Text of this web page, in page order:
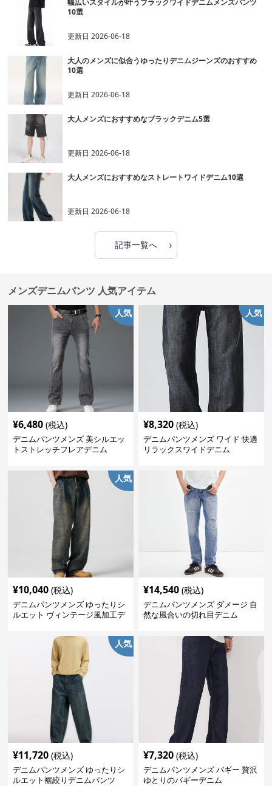
幅広いスタイルが叶うブラックワイドデニムメンズパンツ
10選
更新日2026-06-18
大人のメンズに似合うゆったりデニムジーンズのおすすめ
10選
更新日2026-06-18
大人メンズにおすすめなブラックデニム5選
更新日2026-06-18
大人メンズにおすすめなストレートワイドデニム10選
更新日2026-06-18
記事一覧へ ›
メンズデニムパンツ 人気アイテム
人気
¥6,480 (税込)
デニムパンツメンズ 美シルエッ
トストレッチフレアデニム
人気
¥8,320 (税込)
デニムパンツメンズ ワイド 快適
リラックスワイドデニム
人気
¥10,040 (税込)
デニムパンツメンズ ゆったりシ
ルエット ヴィンテージ風加工デ
¥14,540 (税込)
デニムパンツメンズ ダメージ 自
然な風合いの切れ目デニム
人気
¥11,720 (税込)
デニムパンツメンズ ゆったりシ
ルエット裾絞りデニムパンツ
¥7,320 (税込)
デニムパンツメンズ バギー 贅沢
ゆとりのバギーデニム